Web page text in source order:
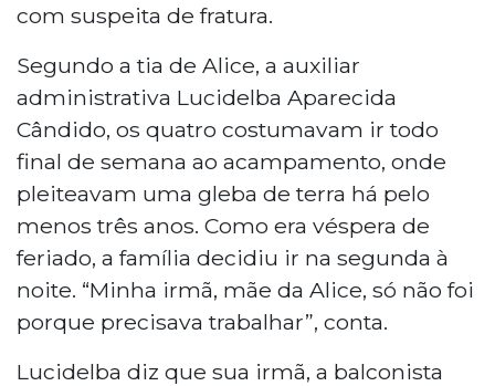
com suspeita de fratura.
Segundo a tia de Alice, a auxiliar
administrativa Lucidelba Aparecida
Cândido, os quatro costumavam ir todo
final de semana ao acampamento, onde
pleiteavam uma gleba de terra há pelo
menos três anos. Como era véspera de
feriado, a família decidiu ir na segunda à
noite. “Minha irmã, mãe da Alice, só não foi
porque precisava trabalhar”, conta.
Lucidelba diz que sua irmã, a balconista